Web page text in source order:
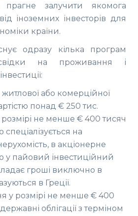
залучити якомога
іноземних інвесторів для
країни.
одразу кілька програм
на проживання і
або комерційної
понад € 250 тис.
розмірі не менше € 400 тисяч
на
в акціонерне
у пайовий інвестиційний
гроші виключно в
в Греції.
у розмірі не менше € 400
облігації з терміном